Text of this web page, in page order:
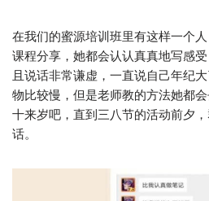
在我们的蜜源培训班里有这样一个
课程分享，她都会认认真真地写感
且说话非常谦虚，一直说自己年纪
物比较慢，但是老师教的方法她都
十来岁吧，直到三八节的活动前夕
话。